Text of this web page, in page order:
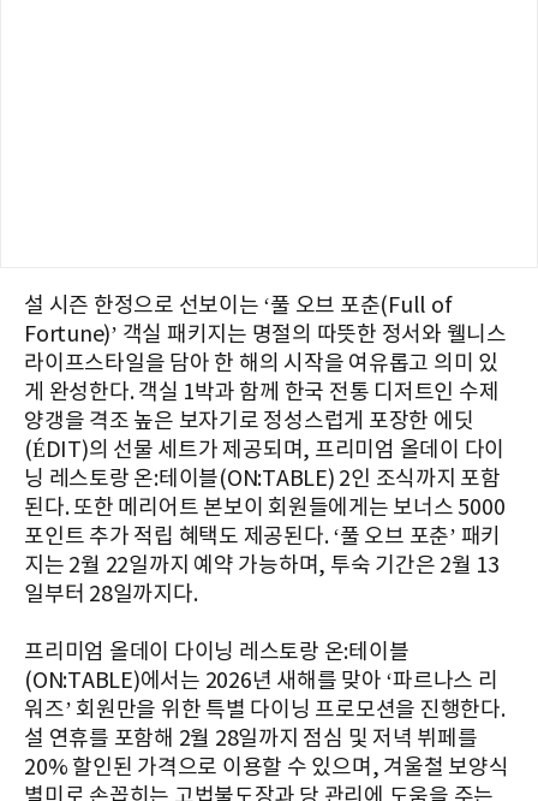
설 시즌 한정으로 선보이는 ‘풀 오브 포춘(Full of
Fortune)’ 객실 패키지는 명절의 따뜻한 정서와 웰니스
라이프스타일을 담아 한 해의 시작을 여유롭고 의미 있
게 완성한다. 객실 1박과 함께 한국 전통 디저트인 수제
양갱을 격조 높은 보자기로 정성스럽게 포장한 에딧
(ÉDIT)의 선물 세트가 제공되며, 프리미엄 올데이 다이
닝 레스토랑 온:테이블(ON:TABLE) 2인 조식까지 포함
된다. 또한 메리어트 본보이 회원들에게는 보너스 5000
포인트 추가 적립 혜택도 제공된다. ‘풀 오브 포춘’ 패키
지는 2월 22일까지 예약 가능하며, 투숙 기간은 2월 13
일부터 28일까지다.
프리미엄 올데이 다이닝 레스토랑 온:테이블
(ON:TABLE)에서는 2026년 새해를 맞아 ‘파르나스 리
워즈’ 회원만을 위한 특별 다이닝 프로모션을 진행한다.
설 연휴를 포함해 2월 28일까지 점심 및 저녁 뷔페를
20% 할인된 가격으로 이용할 수 있으며, 겨울철 보양식